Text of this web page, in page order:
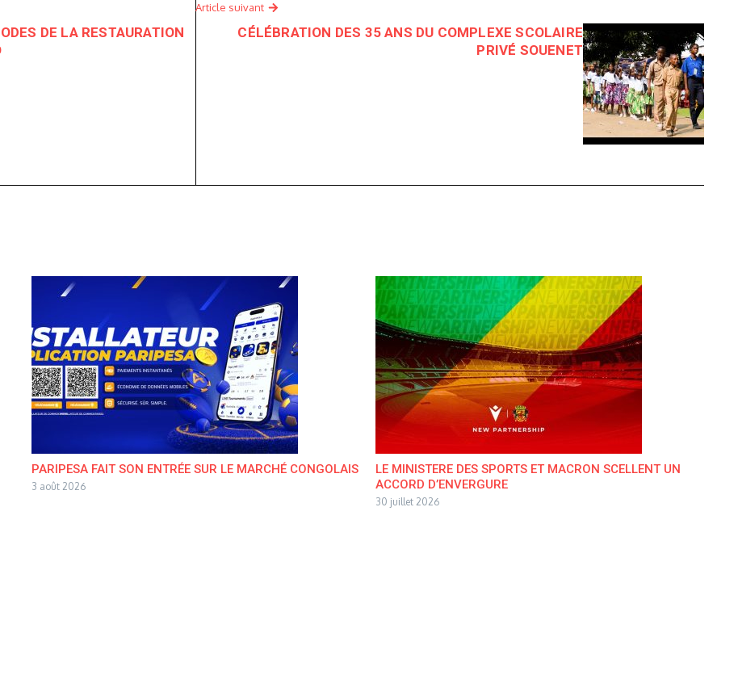
DE LA RESTAURATION
Article suivant
CÉLÉBRATION DES 35 ANS DU COMPLEXE SCOLAIRE
PRIVÉ SOUENET
PARIPESA FAIT SON ENTRÉE SUR LE MARCHÉ CONGOLAIS
3 août 2026
LE MINISTERE DES SPORTS ET MACRON SCELLENT UN
ACCORD D’ENVERGURE
30 juillet 2026